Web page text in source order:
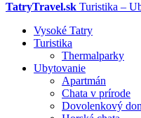
TatryTravel.sk Turistika –
Vysoké Tatry
Turistika
Thermalparky
Ubytovanie
Apartmán
Chata v prírode
Dovolenkový